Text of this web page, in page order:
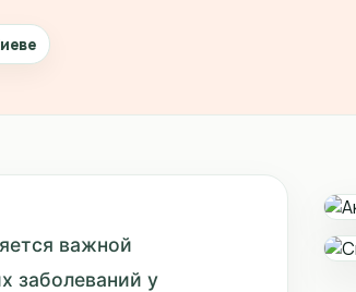
важной
заболеваний у